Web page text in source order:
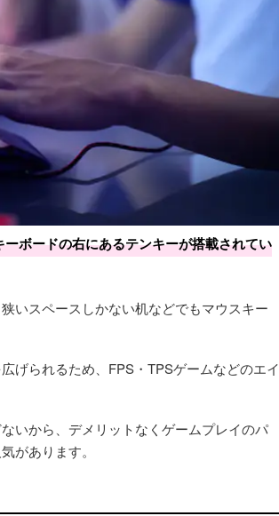
ーボードの右にあるテンキーが搭載されてい
いスペースしかない机などでもマウスキー
げられるため、FPS・TPSゲームなどのエイ
いから、デメリットなくゲームプレイのパ
があります。